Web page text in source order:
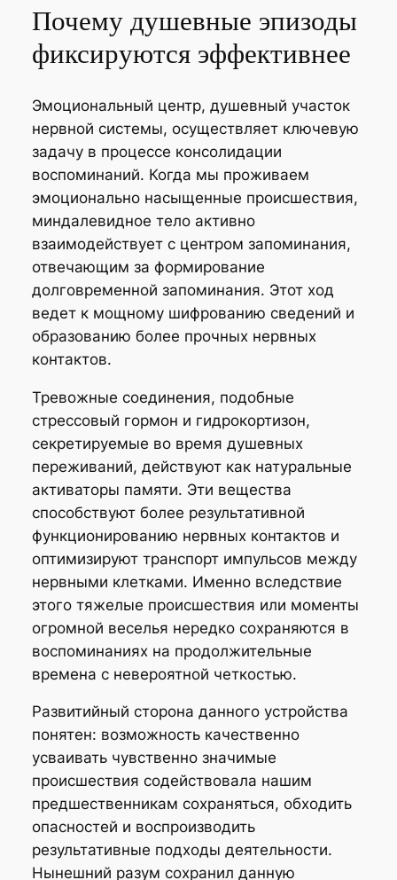
Почему душевные эпизоды
фиксируются эффективнее
Эмоциональный центр, душевный участок
нервной системы, осуществляет ключевую
задачу в процессе консолидации
воспоминаний. Когда мы проживаем
эмоционально насыщенные происшествия,
миндалевидное тело активно
взаимодействует с центром запоминания,
отвечающим за формирование
долговременной запоминания. Этот ход
ведет к мощному шифрованию сведений и
образованию более прочных нервных
контактов.
Тревожные соединения, подобные
стрессовый гормон и гидрокортизон,
секретируемые во время душевных
переживаний, действуют как натуральные
активаторы памяти. Эти вещества
способствуют более результативной
функционированию нервных контактов и
оптимизируют транспорт импульсов между
нервными клетками. Именно вследствие
этого тяжелые происшествия или моменты
огромной веселья нередко сохраняются в
воспоминаниях на продолжительные
времена с невероятной четкостью.
Развитийный сторона данного устройства
понятен: возможность качественно
усваивать чувственно значимые
происшествия содействовала нашим
предшественникам сохраняться, обходить
опасностей и воспроизводить
результативные подходы деятельности.
Нынешний разум сохранил данную